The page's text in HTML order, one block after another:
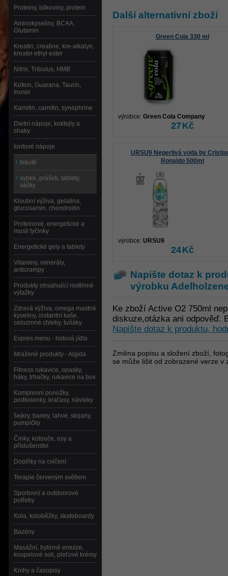
Další alternativní zboží
Green Cola 330 ml
výrobce: Green Cola Company
27 Kč
URSU9 Neperlivá voda by
Ronaldo 500ml
výrobce: URSU9
24Kč
Napište dotaz k
výrobku
Ke zboží Active O2 750ml
diskuze,otázka ani odpověď.
Napište dotaz k produktu,
Změna popisu a složení zboží,
se může lišit od zobrazené verze
Proteiny, bílkoviny, protein
Aminokyseliny, BCAA,
Glutamin
Kreatin, creatine, kre-alkalyn,
kreatin ethyl ester
Nitrix, Tribulus, HMB
Kofein, Guarana, Taurin,
Inosin
Karnitin, carnitin, synephrine
Dietní nápoje, koktejly a
shaky
Iontové nápoje
tekuté
sypké, prášek, tablety,
sáčky
Kloubní výživa, gelatina,
glucosamin, chondroitin
Proteinové, energetické a
musli tyčinky
Energetické gely a tablety
Vitaminy, minerály,
anticrampy
Produkty obsahující rostlinné
výtažky
Zdravá výživa, omega mastné
kyseliny, instantní kaše,
celozrnné chleby, tuňáky
Expres menu - hotová jídla
Mražené produkty - Algida
Fitness rukavice, opasky,
háky, trhačky, rukavice na box
Kompresní ponožky,
podkolenky, kraťasy, návleky
šejkry, barely, lahve, stojany,
pumpičky
Činky, kotouče, osy a
příslušenství
Doplňky na cvičení
Terapie červeným světlem
Sportovní a outdoorové
potřeby
Kola, koloběžky, skateboardy
Bazény
Masážní, bylinné emulze,
koupelové soli, pleťové krémy
Knihy a časopisy